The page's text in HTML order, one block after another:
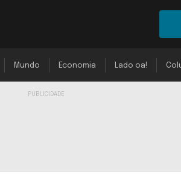
Mundo Economia Lado oa!